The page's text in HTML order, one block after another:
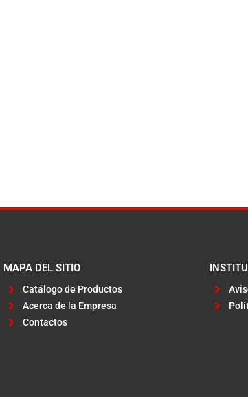
MAPA DEL SITIO
Catálogo de Productos
Acerca de la Empresa
Contactos